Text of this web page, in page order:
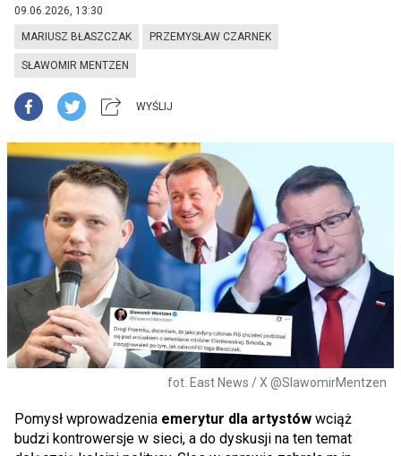
09.06.2026, 13:30
MARIUSZ BŁASZCZAK PRZEMYSŁAW CZARNEK
SŁAWOMIR MENTZEN
WYŚLIJ
fot. East News / X @SlawomirMentzen
Pomysł wprowadzenia emerytur dla artystów wciąż
budzi kontrowersje w sieci, a do dyskusji na ten temat